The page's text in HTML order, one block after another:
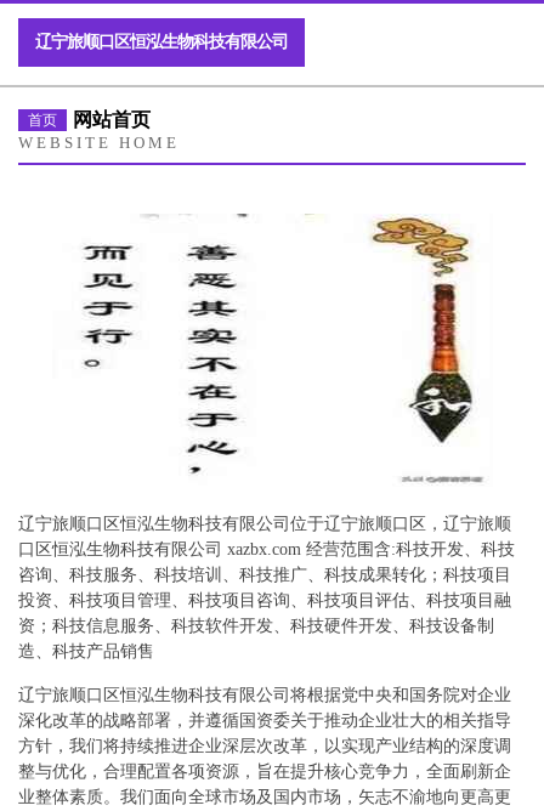
辽宁旅顺口区恒泓生物科技有限公司
首页 网站首页
WEBSITE HOME
辽宁旅顺口区恒泓生物科技有限公司位于辽宁旅顺口区，辽宁旅顺
口区恒泓生物科技有限公司 xazbx.com 经营范围含:科技开发、科技
咨询、科技服务、科技培训、科技推广、科技成果转化；科技项目
投资、科技项目管理、科技项目咨询、科技项目评估、科技项目融
资；科技信息服务、科技软件开发、科技硬件开发、科技设备制
造、科技产品销售
辽宁旅顺口区恒泓生物科技有限公司将根据党中央和国务院对企业
深化改革的战略部署，并遵循国资委关于推动企业壮大的相关指导
方针，我们将持续推进企业深层次改革，以实现产业结构的深度调
整与优化，合理配置各项资源，旨在提升核心竞争力，全面刷新企
业整体素质。我们面向全球市场及国内市场，矢志不渝地向更高更